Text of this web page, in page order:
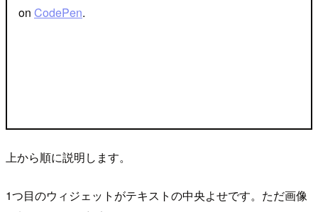
on CodePen.
上から順に説明します。
1つ目のウィジェットがテキストの中央よせです。ただ画像